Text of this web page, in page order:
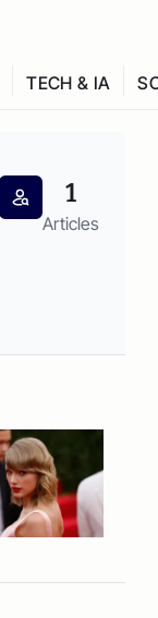
TECH & IA
1
Articles